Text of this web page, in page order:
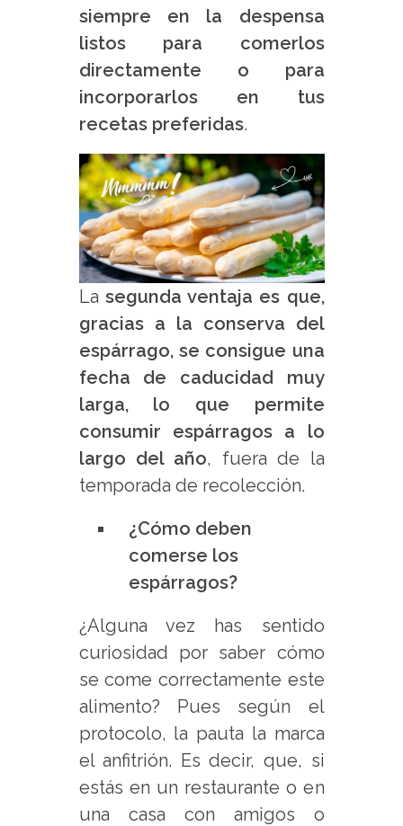
siempre en la despensa
listos para comerlos
directamente o para
incorporarlos en tus
recetas preferidas.
La segunda ventaja es que,
gracias a la conserva del
espárrago, se consigue una
fecha de caducidad muy
larga, lo que permite
consumir espárragos a lo
largo del año, fuera de la
temporada de recolección.
¿Cómo deben
comerse los
espárragos?
¿Alguna vez has sentido
curiosidad por saber cómo
se come correctamente este
alimento? Pues según el
protocolo, la pauta la marca
el anfitrión. Es decir, que, si
estás en un restaurante o en
una casa con amigos o